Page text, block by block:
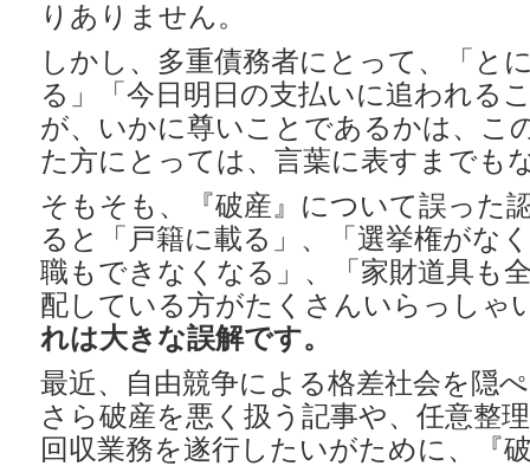
りありません。
しかし、多重債務者にとって、「と
る」「今日明日の支払いに追われる
が、いかに尊いことであるかは、こ
た方にとっては、言葉に表すまでも
そもそも、『破産』について誤った
ると「戸籍に載る」、「選挙権がな
職もできなくなる」、「家財道具も
配している方がたくさんいらっしゃ
れは大きな誤解です。
最近、自由競争による格差社会を隠
さら破産を悪く扱う記事や、任意整
回収業務を遂行したいがために、『